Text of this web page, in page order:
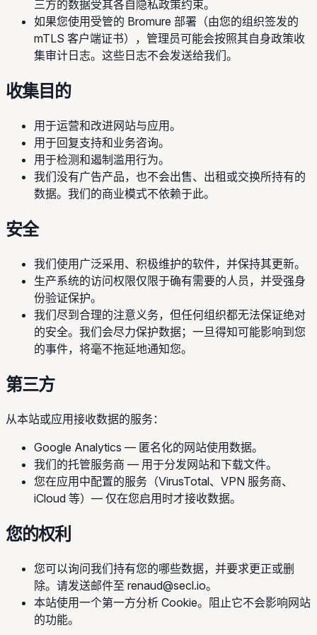
三方的数据受其各自隐私政策约束。
如果您使用受管的 Bromure 部署（由您的组织签发的
mTLS 客户端证书），管理员可能会按照其自身政策收
集审计日志。这些日志不会发送给我们。
收集目的
用于运营和改进网站与应用。
用于回复支持和业务咨询。
用于检测和遏制滥用行为。
我们没有广告产品，也不会出售、出租或交换所持有的
数据。我们的商业模式不依赖于此。
安全
我们使用广泛采用、积极维护的软件，并保持其更新。
生产系统的访问权限仅限于确有需要的人员，并受强身
份验证保护。
我们尽到合理的注意义务，但任何组织都无法保证绝对
的安全。我们会尽力保护数据；一旦得知可能影响到您
的事件，将毫不拖延地通知您。
第三方
从本站或应用接收数据的服务：
Google Analytics — 匿名化的网站使用数据。
我们的托管服务商 — 用于分发网站和下载文件。
您在应用中配置的服务（VirusTotal、VPN 服务商、
iCloud 等）— 仅在您启用时才接收数据。
您的权利
您可以询问我们持有您的哪些数据，并要求更正或删
除。请发送邮件至 renaud@secl.io。
本站使用一个第一方分析 Cookie。阻止它不会影响网站
的功能。